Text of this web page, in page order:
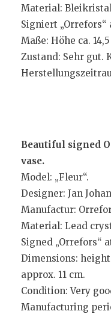
Material:
Signiert „Orrefors“
Maße: Höhe ca.
Zustand: Sehr gut.
Beautiful signed
vase.
Model: „Fleur“.
Designer: Jan
Manufactur:
Material: Lead
Signed „Orrefors“
Dimensions:
approx. 11 cm.
Condition: Very
Manufacturing